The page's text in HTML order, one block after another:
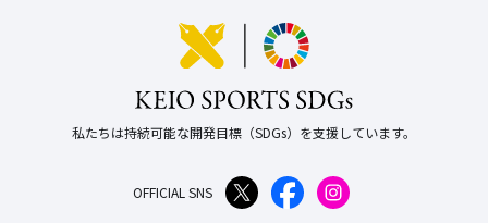
私たちは持続可能な開発目標（SDGs）を支援しています。
OFFICIAL SNS